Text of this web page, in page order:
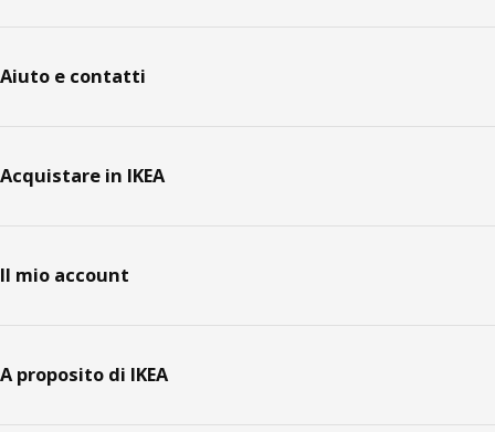
Aiuto e contatti
Acquistare in IKEA
Il mio account
A proposito di IKEA